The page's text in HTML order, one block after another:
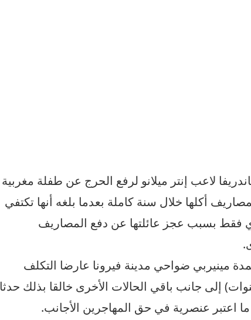
لاعب إنتر ميلانو لرفع الحرج عن طفلة مغربية
أكلها خلال سنة كاملة بعدما بلغه أنها تكتفي
فقط بسبب عجز عائلتها عن دفع المصاريف
مينيربي ضواحي مدينة فيرونا عارضا التكلف
الطفلة المغربية (8 سنوات) إلى جانب باقي الحالات الأخرى خالقا بذلك حدثا
ما اعتبر عنصرية في حق المهاجرين الأجانب.